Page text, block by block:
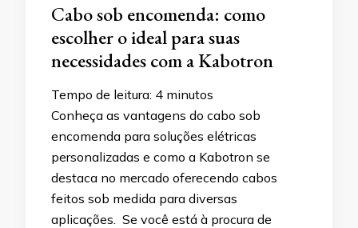
Cabo sob encomenda: como
escolher o ideal para suas
necessidades com a Kabotron
Tempo de leitura: 4 minutos
Conheça as vantagens do cabo sob
encomenda para soluções elétricas
personalizadas e como a Kabotron se
destaca no mercado oferecendo cabos
feitos sob medida para diversas
aplicações. Se você está à procura de